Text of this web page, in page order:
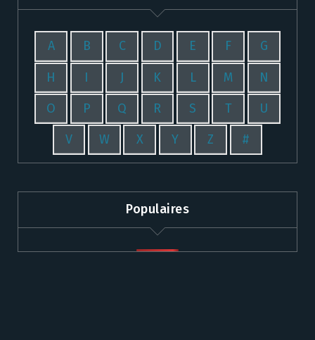
A B C D E F G
H I J K L M N
O P Q R S T U
V W X Y Z #
Populaires